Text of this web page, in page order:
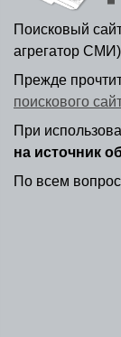
Поисковый
агрегатор
Прежде
поискового
При
на источник
По всем